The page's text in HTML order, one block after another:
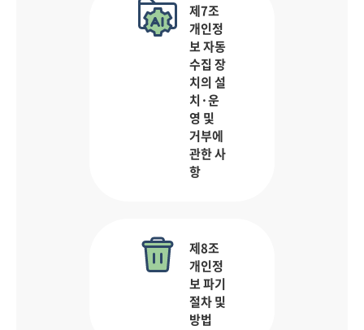
제7조
개인정
보 자동
수집 장
치의 설
치·운
영 및
거부에
관한 사
항
제8조
개인정
보 파기
절차 및
방법